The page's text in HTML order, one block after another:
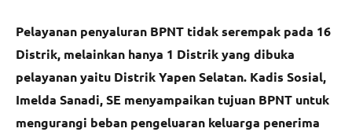
Pelayanan penyaluran BPNT tidak serempak pada 16
Distrik, melainkan hanya 1 Distrik yang dibuka
pelayanan yaitu Distrik Yapen Selatan. Kadis Sosial,
Imelda Sanadi, SE menyampaikan tujuan BPNT untuk
mengurangi beban pengeluaran keluarga penerima